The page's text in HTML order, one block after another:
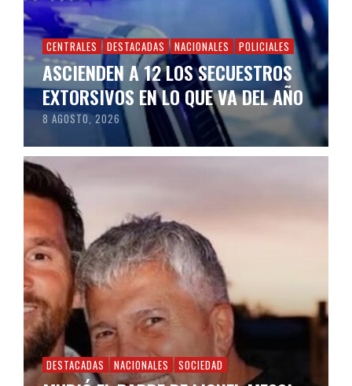
CENTRALES DESTACADAS NACIONALES POLICIALES
ASCIENDEN A 12 LOS SECUESTROS
EXTORSIVOS EN LO QUE VA DEL AÑO
8 AGOSTO, 2026
DESTACADAS NACIONALES SOCIEDAD